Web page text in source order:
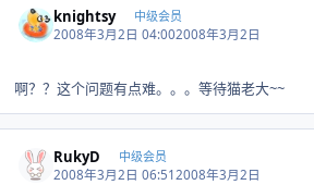
knightsy 中级会员
2008年3月2日 04:002008年3月2日
啊？？这个问题有点难。。。等待猫老大~~
RukyD 中级会员
2008年3月2日 06:512008年3月2日